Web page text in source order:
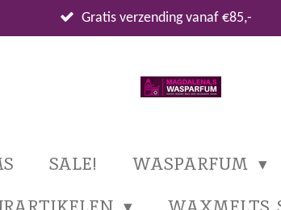
Gratis verzending vanaf €85,-
SALE! WASPARFUM